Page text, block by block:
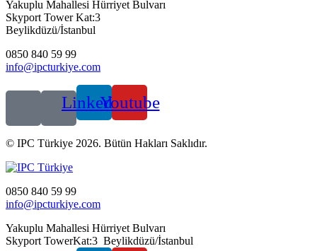
Yakuplu Mahallesi Hürriyet Bulvarı
Skyport Tower Kat:3
Beylikdüzü/İstanbul
0850 840 59 99
info@ipcturkiye.com
LinkedinYoutube
© IPC Türkiye 2026. Bütün Hakları Saklıdır.
0850 840 59 99
info@ipcturkiye.com
Yakuplu Mahallesi Hürriyet Bulvarı
Skyport TowerKat:3 Beylikdüzü/İstanbul